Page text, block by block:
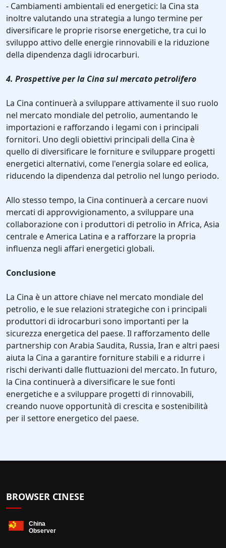
- Cambiamenti ambientali ed energetici: la Cina sta
inoltre valutando una strategia a lungo termine per
diversificare le proprie risorse energetiche, tra cui lo
sviluppo attivo delle energie rinnovabili e la riduzione
della dipendenza dagli idrocarburi.
4. Prospettive per la Cina sul mercato petrolifero
La Cina continuerà a sviluppare attivamente il suo ruolo
nel mercato mondiale del petrolio, aumentando le
importazioni e rafforzando i legami con i principali
fornitori. Uno degli obiettivi principali della Cina è
quello di diversificare le forniture e sviluppare progetti
energetici alternativi, come l'energia solare ed eolica,
riducendo la dipendenza dal petrolio nel lungo periodo.
Allo stesso tempo, la Cina continuerà a cercare nuovi
mercati di approvvigionamento, a sviluppare una
collaborazione con i produttori di petrolio in Africa, Asia
centrale e America Latina e a rafforzare la propria
influenza negli affari energetici globali.
Conclusione
La Cina è un attore chiave nel mercato mondiale del
petrolio, e le sue relazioni strategiche con i principali
produttori di idrocarburi sono importanti per la
sicurezza energetica del paese. Il rafforzamento delle
partnership con Arabia Saudita, Russia, Iran e altri paesi
aiuta la Cina a garantire forniture stabili e a ridurre i
rischi derivanti dalle fluttuazioni del mercato. In futuro,
la Cina continuerà a diversificare le sue fonti
energetiche e a sviluppare progetti di rinnovabili,
creando nuove opportunità di crescita e sostenibilità
per il settore energetico del paese.
BROWSER CINESE